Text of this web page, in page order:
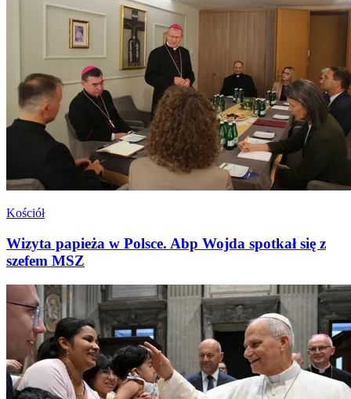
Kościół
Wizyta papieża w Polsce. Abp Wojda spotkał się z
szefem MSZ